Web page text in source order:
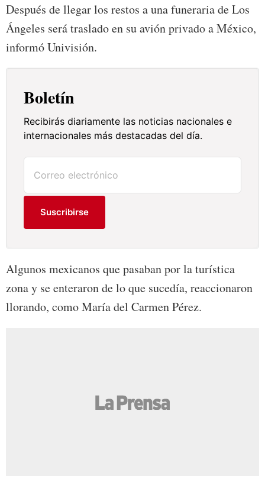
Después de llegar los restos a una funeraria de Los
Ángeles será traslado en su avión privado a México,
informó Univisión.
Boletín
Recibirás diariamente las noticias nacionales e
internacionales más destacadas del día.
Suscribirse
Algunos mexicanos que pasaban por la turística
zona y se enteraron de lo que sucedía, reaccionaron
llorando, como María del Carmen Pérez.